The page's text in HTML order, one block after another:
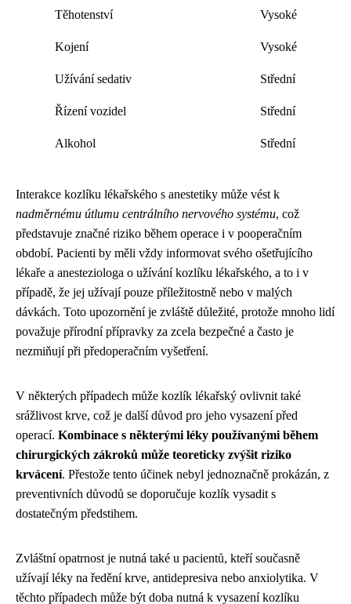
Těhotenství Vysoké
Kojení Vysoké
Užívání sedativ Střední
Řízení vozidel Střední
Alkohol Střední
Interakce kozlíku lékařského s anestetiky může vést k
nadměrnému útlumu centrálního nervového systému, což
představuje značné riziko během operace i v pooperačním
období. Pacienti by měli vždy informovat svého ošetřujícího
lékaře a anesteziologa o užívání kozlíku lékařského, a to i v
případě, že jej užívají pouze příležitostně nebo v malých
dávkách. Toto upozornění je zvláště důležité, protože mnoho lidí
považuje přírodní přípravky za zcela bezpečné a často je
nezmiňují při předoperačním vyšetření.
V některých případech může kozlík lékařský ovlivnit také
srážlivost krve, což je další důvod pro jeho vysazení před
operací. Kombinace s některými léky používanými během
chirurgických zákroků může teoreticky zvýšit riziko
krvácení. Přestože tento účinek nebyl jednoznačně prokázán, z
preventivních důvodů se doporučuje kozlík vysadit s
dostatečným předstihem.
Zvláštní opatrnost je nutná také u pacientů, kteří současně
užívají léky na ředění krve, antidepresiva nebo anxiolytika. V
těchto případech může být doba nutná k vysazení kozlíku